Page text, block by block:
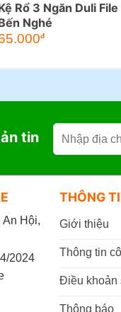
Rổ 3 Ngăn Duli File
Nghé
đ
tin
Hội,
2024
THÔNG
Giới thiệu
Thông tin
Điều khoản
Thông báo